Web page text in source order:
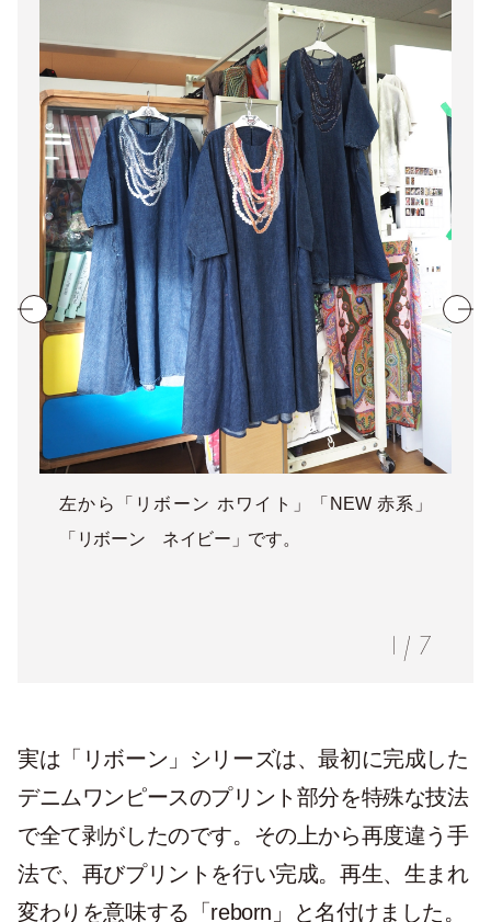
左から「リボーン ホワイト」「NEW 赤系」
「リボーン ネイビー」です。
1 / 7
実は「リボーン」シリーズは、最初に完成した
デニムワンピースのプリント部分を特殊な技法
で全て剥がしたのです。その上から再度違う手
法で、再びプリントを行い完成。再生、生まれ
変わりを意味する「reborn」と名付けました。